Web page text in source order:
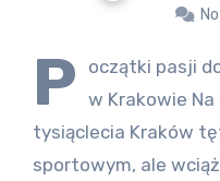
P
oczątki pasji
w Krakowie
tysiąclecia Kraków
sportowym, ale